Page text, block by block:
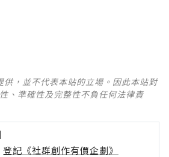
供，並不代表本站的立場。因此本站對
、準確性及完整性不負任何法律責
登記《社群創作有價企劃》